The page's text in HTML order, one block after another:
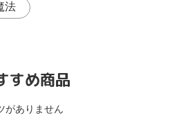
法
すめ商品
がありません